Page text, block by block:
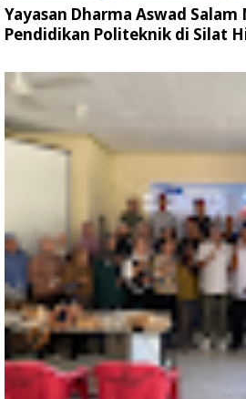
Yayasan Dharma Aswad
Pendidikan Politeknik di Silat